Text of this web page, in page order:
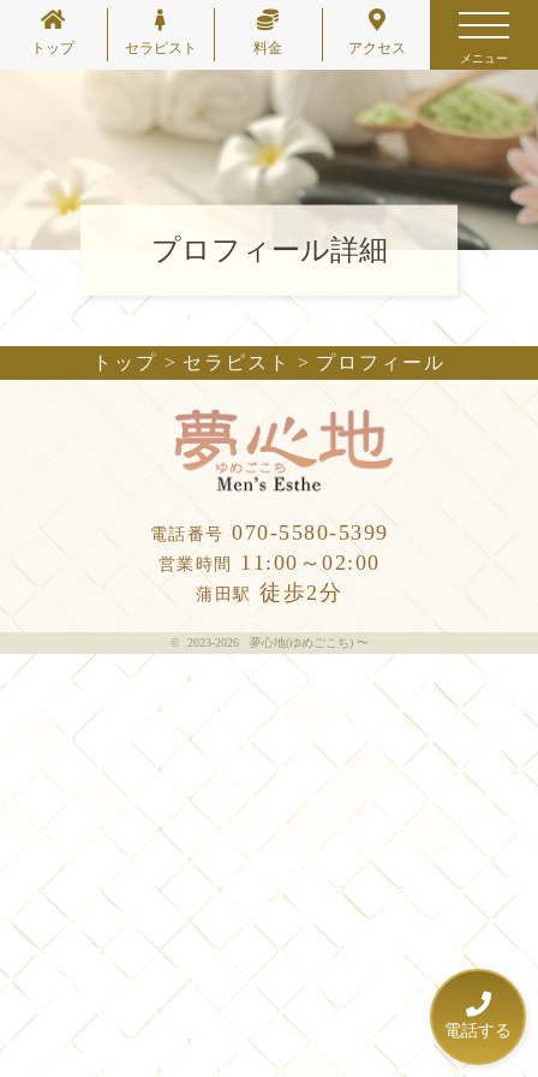
メニュー
トップ セラピスト 料金 アクセス
プロフィール詳細
電話する
トップ セラピスト プロフィール
電話番号 070-5580-5399
営業時間 11:00～02:00
蒲田駅 徒歩2分
© 2023-2026 夢心地(ゆめごこち) 〜